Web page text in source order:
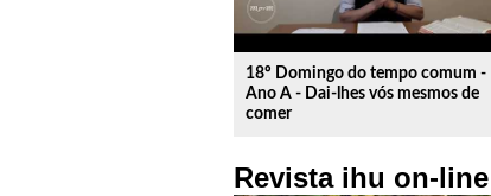
18º Domingo do tempo comum -
Ano A - Dai-lhes vós mesmos de
comer
Revista ihu on-line